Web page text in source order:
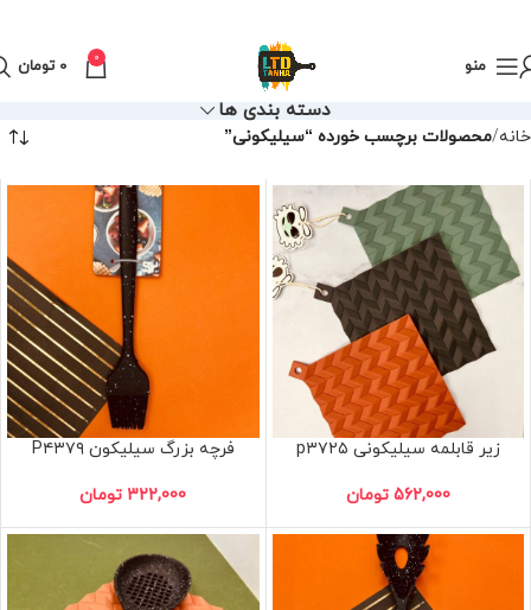
منو 0
0 تومان
دسته بندی ها
خانه محصولات برچسب خورده “سیلیکونی”
زیر قابلمه سیلیکونی p۳۷۲۵
562,000 تومان
فرچه بزرگ سیلیکون P۴۳۷۹
322,000 تومان